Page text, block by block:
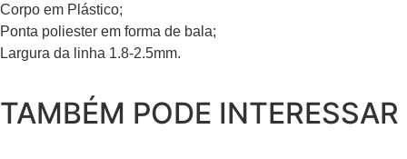
Corpo em Plástico;
Ponta poliester em forma de bala;
Largura da linha 1.8-2.5mm.
TAMBÉM PODE INTERESSAR